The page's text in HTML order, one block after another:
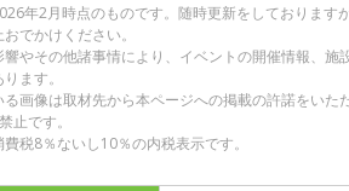
年2月時点のものです。随時更新をしております
でかけください。
やその他諸事情により、イベントの開催情報、施
ます。
画像は取材先から本ページへの掲載の許諾をいた
止です。
税8％ないし10％の内税表示です。